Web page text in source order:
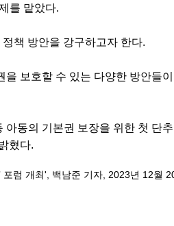
를 맡았다.
책 방안을 강구하고자 한다.
보호할 수 있는 다양한 방안들
동의 기본권 보장을 위한 첫 단
혔다.
포럼 개최', 백남준 기자, 2023년 12월